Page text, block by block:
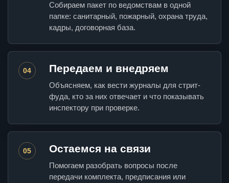
Собираем пакет по ведомствам в одной
папке: санитарный, пожарный, охрана труда,
кадры, договорная база.
04 Передаем и внедряем
Объясняем, как вести журналы для стрит-
фуда, кто за них отвечает и что показывать
инспектору при проверке.
05 Остаемся на связи
Помогаем разобрать вопросы после
передачи комплекта, предписания или